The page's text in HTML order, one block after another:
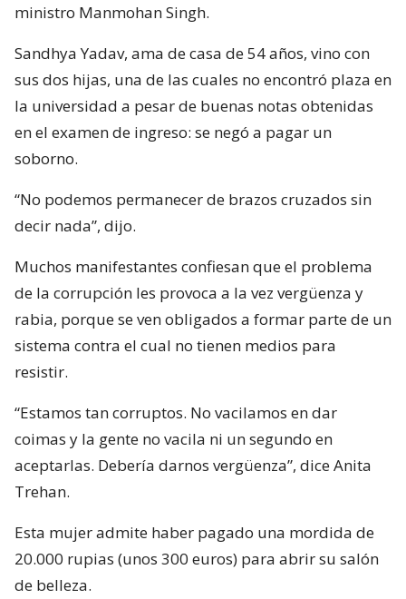
ministro Manmohan Singh.
Sandhya Yadav, ama de casa de 54 años, vino con
sus dos hijas, una de las cuales no encontró plaza en
la universidad a pesar de buenas notas obtenidas
en el examen de ingreso: se negó a pagar un
soborno.
“No podemos permanecer de brazos cruzados sin
decir nada”, dijo.
Muchos manifestantes confiesan que el problema
de la corrupción les provoca a la vez vergüenza y
rabia, porque se ven obligados a formar parte de un
sistema contra el cual no tienen medios para
resistir.
“Estamos tan corruptos. No vacilamos en dar
coimas y la gente no vacila ni un segundo en
aceptarlas. Debería darnos vergüenza”, dice Anita
Trehan.
Esta mujer admite haber pagado una mordida de
20.000 rupias (unos 300 euros) para abrir su salón
de belleza.